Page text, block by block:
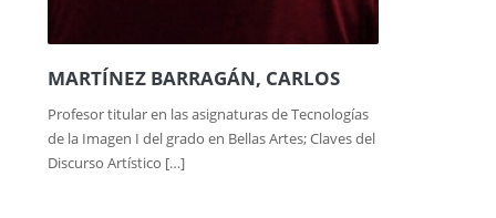
MARTÍNEZ BARRAGÁN, CARLOS
Profesor titular en las asignaturas de Tecnologías
de la Imagen I del grado en Bellas Artes; Claves del
Discurso Artístico […]